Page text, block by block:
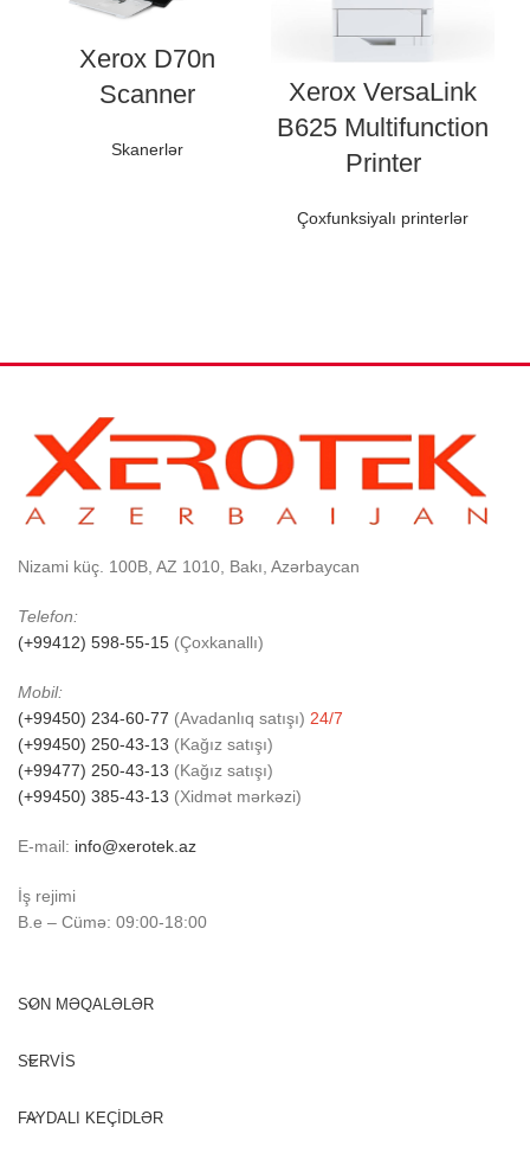
Xerox D70n
Scanner
Skanerlər
Xerox VersaLink
B625 Multifunction
Printer
Çoxfunksiyalı printerlər
Nizami küç. 100B, AZ 1010, Bakı, Azərbaycan
Telefon:
(+99412) 598-55-15 (Çoxkanallı)
Mobil:
(+99450) 234-60-77 (Avadanlıq satışı) 24/7
(+99450) 250-43-13 (Kağız satışı)
(+99477) 250-43-13 (Kağız satışı)
(+99450) 385-43-13 (Xidmət mərkəzi)
E-mail: info@xerotek.az
İş rejimi
B.e – Cümə: 09:00-18:00
SON MƏQALƏLƏR
SERVİS
FAYDALI KEÇİDLƏR